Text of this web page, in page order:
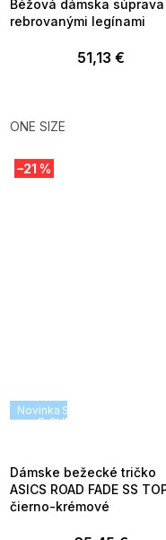
Béžová dámska súprava
rebrovanými legínami
51,13 €
ONE SIZE
Novinka SUMMER SALE -35%
–21 %
Dámske bežecké tričko
ASICS ROAD FADE SS
čierno-krémové